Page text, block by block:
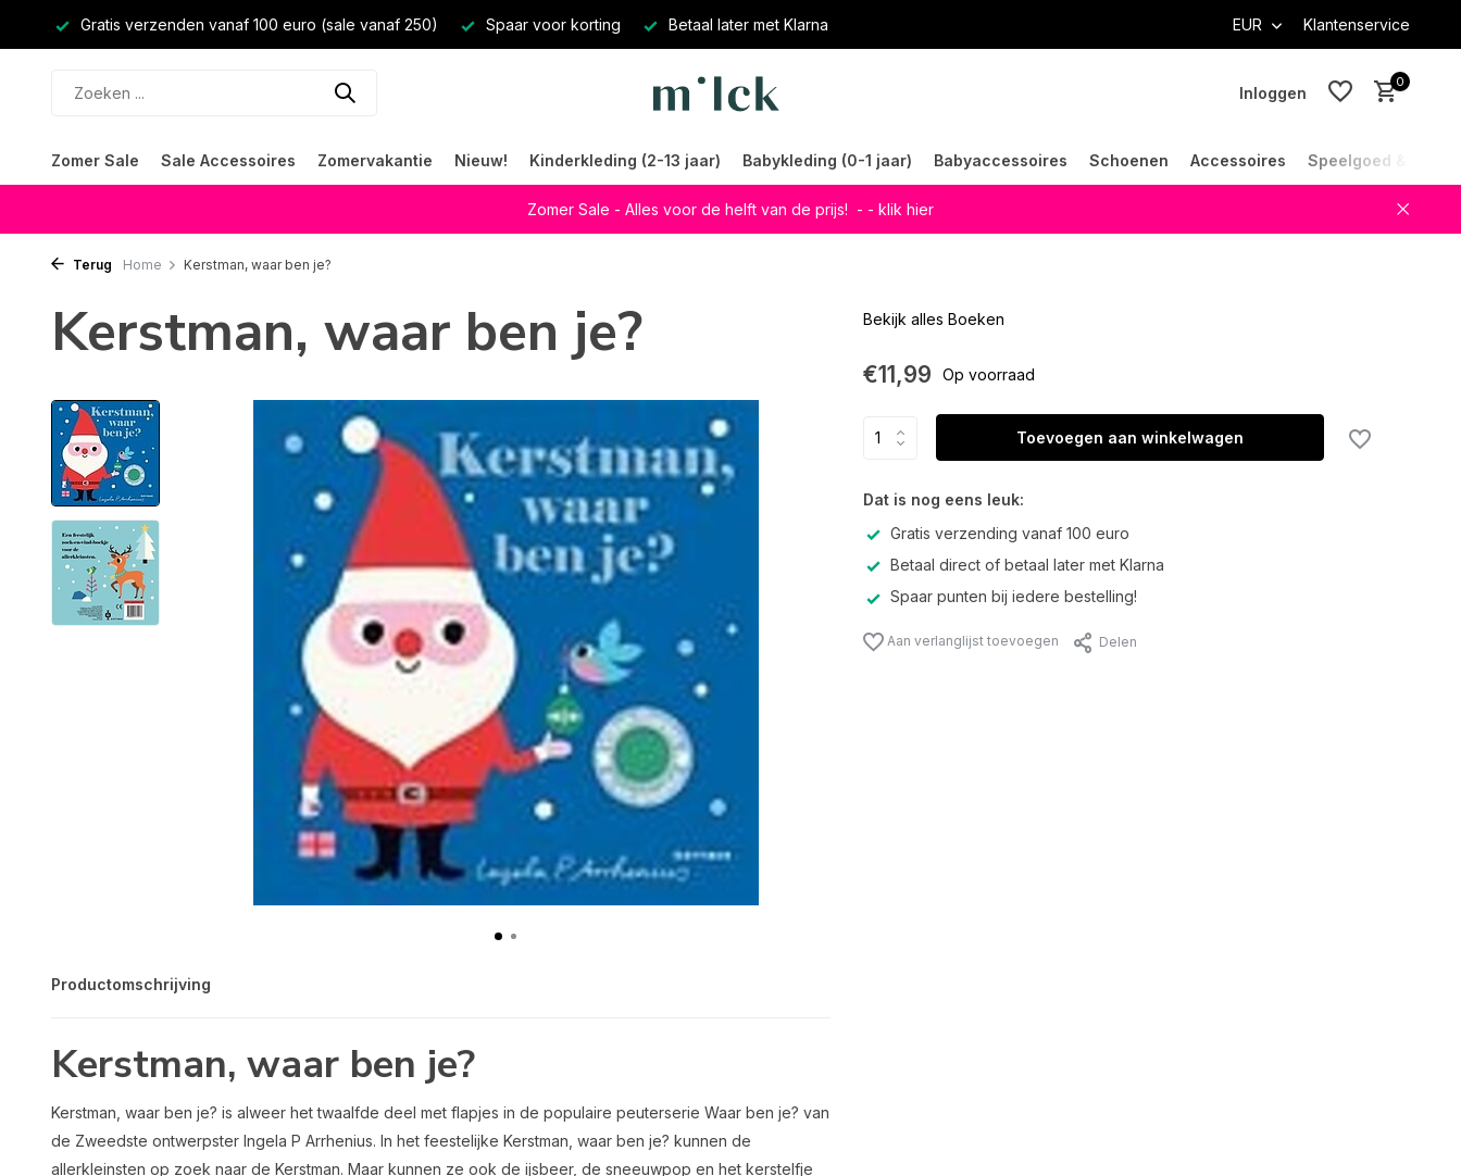
Gratis verzenden vanaf 100 euro (sale vanaf 250) Spaar voor korting Betaal later met Klarna EUR Klantenservice
Inloggen
0
Zomer Sale Sale Accessoires Zomervakantie Nieuw! Kinderkleding (2-13 jaar) Babykleding (0-1 jaar) Babyaccessoires Schoenen Accessoires Speelgoed &
Zomer Sale - Alles voor de helft van de prijs! - - klik hier
Terug Home Kerstman, waar ben je?
Kerstman, waar ben je?
Productomschrijving
Kerstman, waar ben je?
Kerstman, waar ben je? is alweer het twaalfde deel met flapjes in de populaire peuterserie Waar ben je? van
de Zweedste ontwerpster Ingela P Arrhenius. In het feestelijke Kerstman, waar ben je? kunnen de
allerkleinsten op zoek naar de Kerstman. Maar kunnen ze ook de ijsbeer, de sneeuwpop en het kerstelfje
Bekijk alles Boeken
€11,99 Op voorraad
Toevoegen aan winkelwagen
Dat is nog eens leuk:
Gratis verzending vanaf 100 euro
Betaal direct of betaal later met Klarna
Spaar punten bij iedere bestelling!
Aan verlanglijst toevoegen Delen